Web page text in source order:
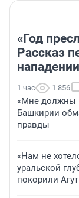
«Год
Рассказ
1 час 1 856
«Мне должны
Башкирии
правды
«Нам не
уральской
покорили